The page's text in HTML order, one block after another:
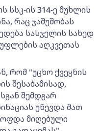
სსკ-ის 314-ე მუხლის
რაც ჯაშუშობას
სასჯელის სახედ
აღკვეთას
რომ "უცხო ქვეყნის
შესაბამისად,
შემდგარ
უწევდა მათ
მიღებული